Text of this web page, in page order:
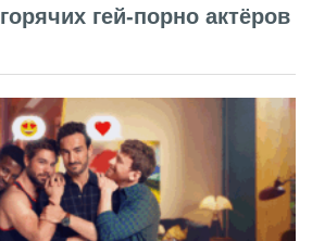
гей-порно актёров